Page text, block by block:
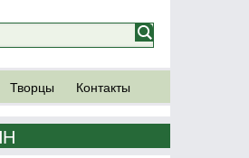
Творцы Контакты